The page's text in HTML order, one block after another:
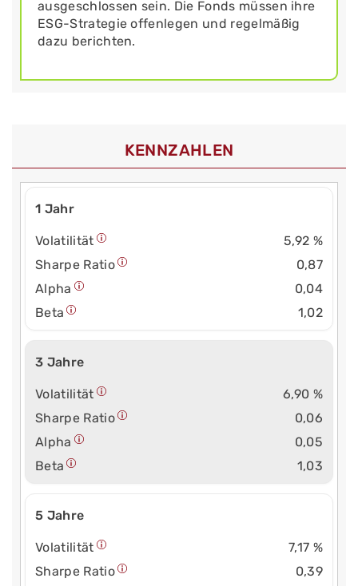
ausgeschlossen sein. Die Fonds müssen ihre
ESG-Strategie offenlegen und regelmäßig
dazu berichten.
KENNZAHLEN
1 Jahr
Volatilität
5,92 %
Sharpe Ratio
0,87
Alpha
0,04
Beta
1,02
3 Jahre
Volatilität
6,90 %
Sharpe Ratio
0,06
Alpha
0,05
Beta
1,03
5 Jahre
Volatilität
7,17 %
Sharpe Ratio
0,39